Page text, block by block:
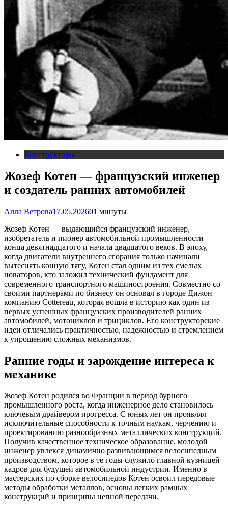
Конструкторы
Жозеф Котен — французский инженер
и создатель ранних автомобилей
Алла Ветрова17.05.202601 минуты
Жозеф Котен — выдающийся французский инженер,
изобретатель и пионер автомобильной промышленности
конца девятнадцатого и начала двадцатого веков. В эпоху,
когда двигатели внутреннего сгорания только начинали
вытеснять конную тягу, Котен стал одним из тех смелых
новаторов, кто заложил технический фундамент для
современного транспортного машиностроения. Совместно со
своими партнерами по бизнесу он основал в городе Дижон
компанию Cottereau, которая вошла в историю как один из
первых успешных французских производителей ранних
автомобилей, мотоциклов и трициклов. Его конструкторские
идеи отличались практичностью, надежностью и стремлением
к упрощению сложных механизмов.
Ранние годы и зарождение интереса к
механике
Жозеф Котен родился во Франции в период бурного
промышленного роста, когда инженерное дело становилось
ключевым драйвером прогресса. С юных лет он проявлял
исключительные способности к точным наукам, черчению и
проектированию разнообразных металлических конструкций.
Получив качественное техническое образование, молодой
инженер увлекся динамично развивающимся велосипедным
производством, которое в те годы служило главной кузницей
кадров для будущей автомобильной индустрии. Именно в
мастерских по сборке велосипедов Котен освоил передовые
методы обработки металлов, основы легких рамных
конструкций и принципы цепной передачи.